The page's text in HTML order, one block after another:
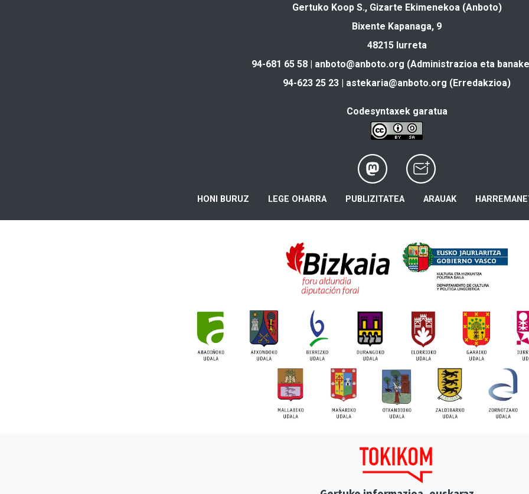
Gertuko Koop S., Gizarte Ekimenekoa (Anboto)
Bixente Kapanaga, 9
48215 Iurreta
94-681 65 58 | anboto@anboto.org (Administrazioa eta
94-623 25 23 | astekaria@anboto.org (Erredakzioa)
Codesyntaxek garatua
HONI BURUZ LEGE OHARRA PUBLIZITATEA ARAUAK